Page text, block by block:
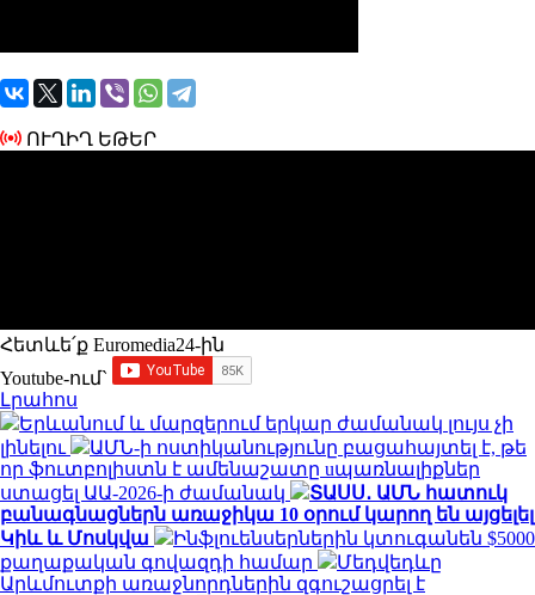
ՈՒՂԻՂ ԵԹԵՐ
Հետևե՛ք Euromedia24-ին
Youtube-ում`
Լրահոս
Երևանում և մարզերում երկար ժամանակ լույս չի
լինելու
ԱՄՆ-ի ոստիկանությունը բացահայտել է, թե
որ ֆուտբոլիստն է ամենաշատը uպառնալիքներ
ստացել ԱԱ-2026-ի ժամանակ
ՏԱՍՍ․ ԱՄՆ հատուկ
բանագնացներն առաջիկա 10 օրում կարող են այցելել
Կիև և Մոսկվա
Ինֆլուենսերներին կտուգանեն $5000
քաղաքական գովազդի համար
Մեդվեդևը
Արևմուտքի առաջնորդներին զգուշացրել է